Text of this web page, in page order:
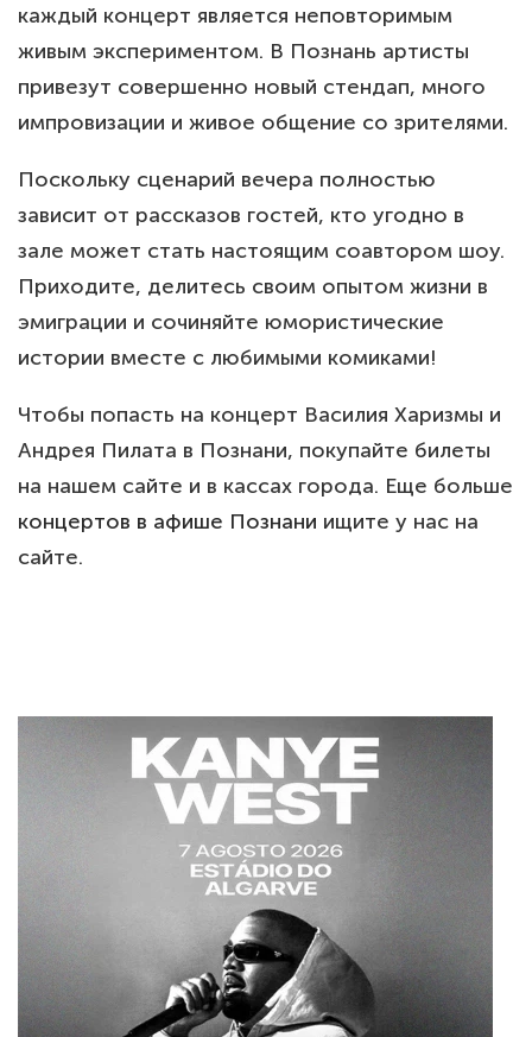
каждый концерт является неповторимым
живым экспериментом. В Познань артисты
привезут совершенно новый стендап, много
импровизации и живое общение со зрителями.
Поскольку сценарий вечера полностью
зависит от рассказов гостей, кто угодно в
зале может стать настоящим соавтором шоу.
Приходите, делитесь своим опытом жизни в
эмиграции и сочиняйте юмористические
истории вместе с любимыми комиками!
Чтобы попасть на концерт Василия Харизмы и
Андрея Пилата в Познани, покупайте билеты
на нашем сайте и в кассах города. Еще больше
концертов в афише Познани ищите у нас на
сайте.